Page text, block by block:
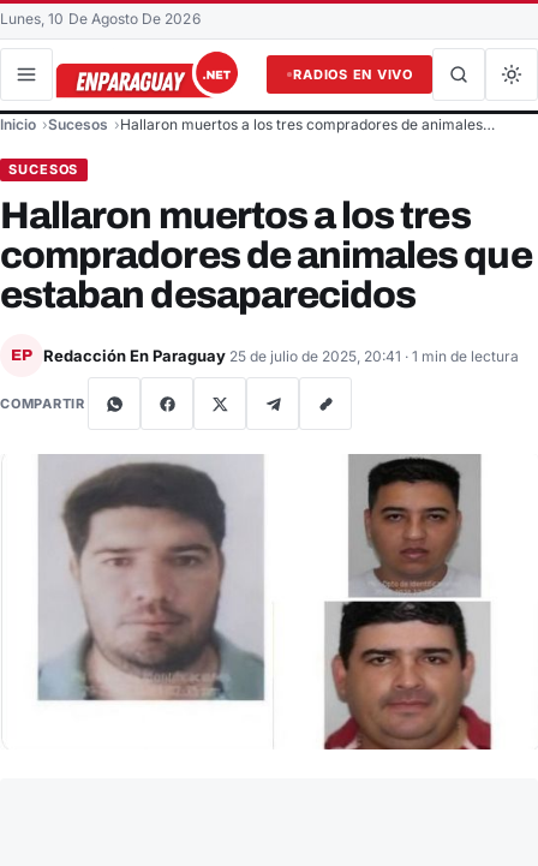
Lunes, 10 De Agosto De 2026
RADIOS EN VIVO
Buscar en el sitio
Inicio Sucesos Hallaron muertos a los tres compradores de animales…
SUCESOS
Hallaron muertos a los tres
compradores de animales que
estaban desaparecidos
EP Redacción En Paraguay 25 de julio de 2025, 20:41 · 1 min de lectura
COMPARTIR